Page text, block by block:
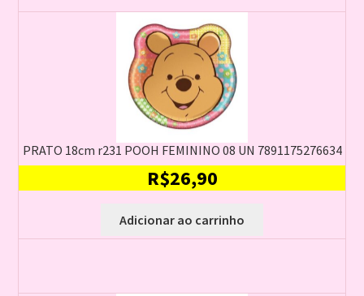
PRATO 18cm r231 POOH FEMININO 08 UN 7891175276634
R$26,90
Adicionar ao carrinho